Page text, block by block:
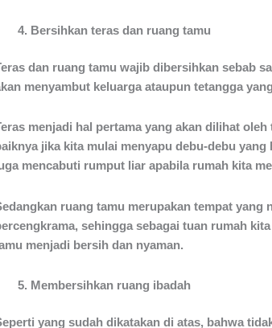
Bersihkan teras dan ruang tamu
dan ruang tamu wajib dibersihkan sebab
menyambut keluarga ataupun tetangga
menjadi hal pertama yang akan dilihat
jika kita mulai menyapu debu-debu
mencabuti rumput liar apabila rumah kita
ruang tamu merupakan tempat yang
sehingga sebagai tuan rumah
menjadi bersih dan nyaman.
Membersihkan ruang ibadah
yang sudah dikatakan di atas, bahwa